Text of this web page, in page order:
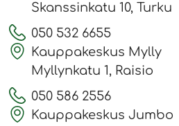
Skanssinkatu 10, Turku
050 532 6655
Kauppakeskus Mylly
Myllynkatu 1, Raisio
050 586 2556
Kauppakeskus Jumbo